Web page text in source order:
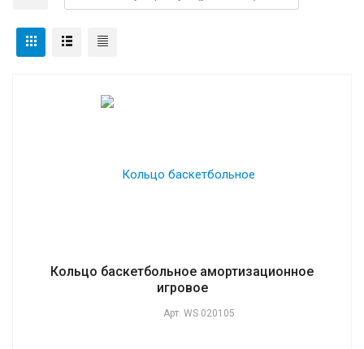
Кольцо баскетбольное амортизационное
игровое
Арт. WS 020105